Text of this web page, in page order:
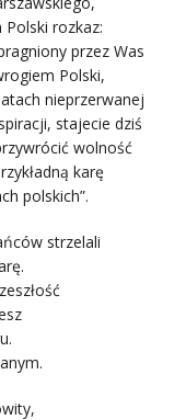
rozkaz:
przez Was
Polski,
nieprzerwanej
stajecie dziś
wolność
karę
polskich”.
strzelali